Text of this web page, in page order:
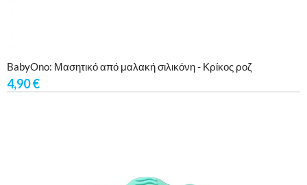
BabyOno: Μασητικό από μαλακή σιλικόνη - Κρίκος ροζ
4,90€